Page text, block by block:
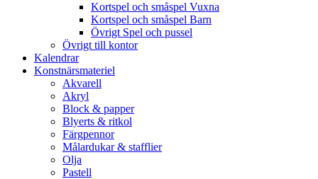
Kortspel och småspel Vuxna
Kortspel och småspel Barn
Övrigt Spel och pussel
Övrigt till kontor
Kalendrar
Konstnärsmateriel
Akvarell
Akryl
Block & papper
Blyerts & ritkol
Färgpennor
Målardukar & stafflier
Olja
Pastell